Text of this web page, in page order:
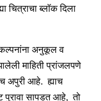
चित्राचा ब्लॉक दिला
कल्पनांना अनुकूल व
माहिती प्रांजलपणे
अपुरी आहे. ह्याच
पुरावा सापडत आहे, तो